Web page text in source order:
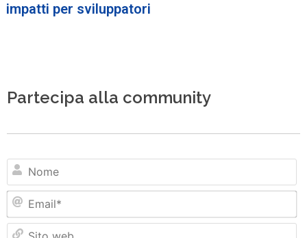
impatti per sviluppatori
Partecipa alla community